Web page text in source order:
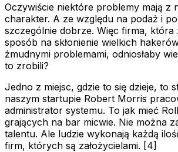
Oczywiście niektóre problemy mają z
charakter. A ze względu na podaż i
szczególnie dobrze. Więc firma, która
sposób na skłonienie wielkich
żmudnymi problemami, odniosłaby
to zrobili?
Jedno z miejsc, gdzie to się dzieje, to
naszym startupie Robert Morris
administrator systemu. To jak mieć
grających na bar micwie. Nie można
talentu. Ale ludzie wykonają każdą
firm, których są założycielami. [4]